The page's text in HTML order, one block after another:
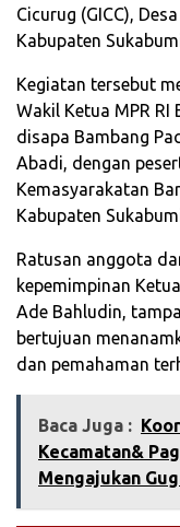
Cicurug (GICC),
Kabupaten
Kegiatan tersebut
Wakil Ketua MPR
disapa Bambang
Abadi, dengan
Kemasyarakatan
Kabupaten
Ratusan anggota
kepemimpinan
Ade Bahludin,
bertujuan
dan pemahaman
Baca Juga :
Kecamatan&
Mengajukan